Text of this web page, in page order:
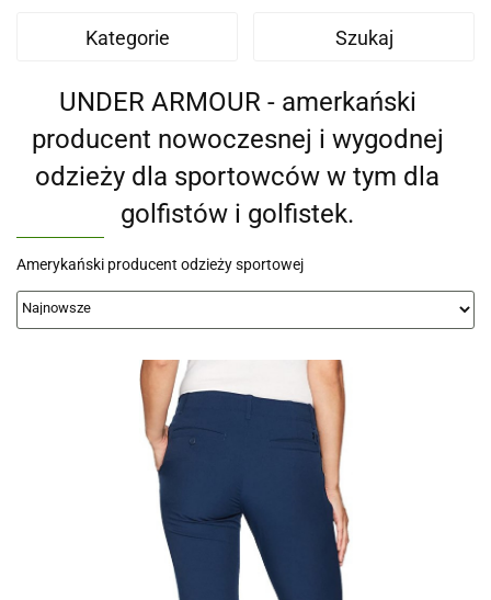
Kategorie Szukaj
UNDER ARMOUR - amerkański
producent nowoczesnej i wygodnej
odzieży dla sportowców w tym dla
golfistów i golfistek.
Amerykański producent odzieży sportowej